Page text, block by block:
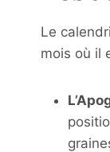
Le
mois où il